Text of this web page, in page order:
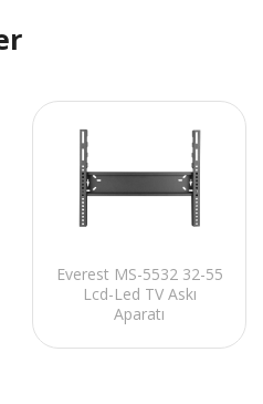
Everest MS-5532 32-55
Lcd-Led TV Askı
Aparatı